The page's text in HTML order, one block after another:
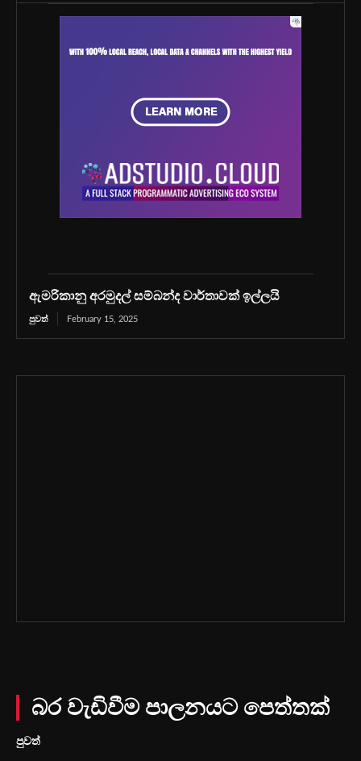
ඇමරිකානු අරමුදල් සම්බන්ද වාර්තාවක් ඉල්ලයි
පුවත් February 15, 2025